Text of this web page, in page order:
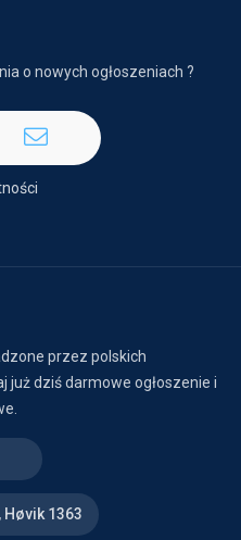
o nowych ogłoszeniach ?
przez polskich
już dziś darmowe ogłoszenie i
Høvik 1363